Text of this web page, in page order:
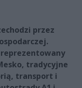
przez
reprezentowany
tradycyjne
transport i